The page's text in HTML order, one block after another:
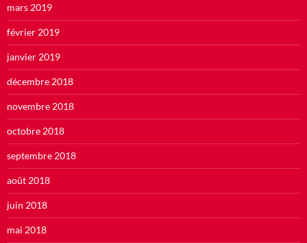
mars 2019
février 2019
janvier 2019
décembre 2018
novembre 2018
octobre 2018
septembre 2018
août 2018
juin 2018
mai 2018